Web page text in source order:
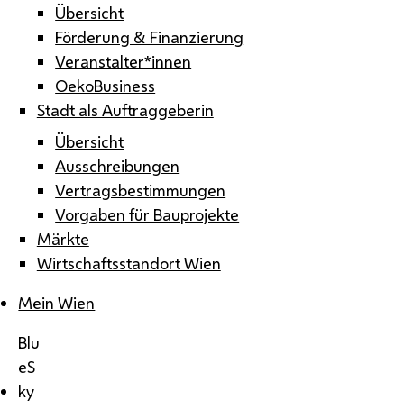
Übersicht
Förderung & Finanzierung
Veranstalter*innen
OekoBusiness
Stadt als Auftraggeberin
Übersicht
Ausschreibungen
Vertragsbestimmungen
Vorgaben für Bauprojekte
Märkte
Wirtschaftsstandort Wien
Mein Wien
Blu
eS
ky